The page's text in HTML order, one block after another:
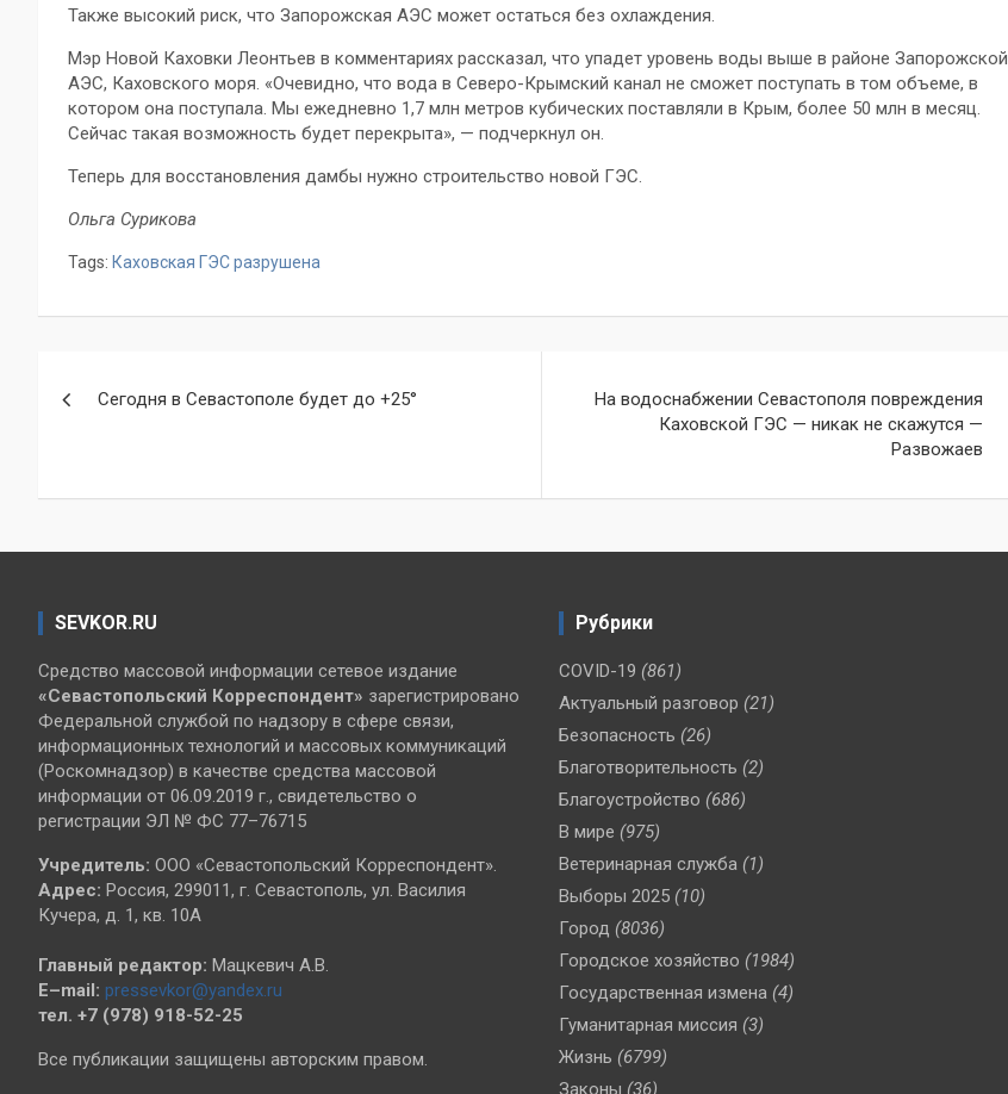
Также высокий риск, что Запорожская АЭС может остаться без охлаждения.
Мэр Новой Каховки Леонтьев в комментариях рассказал, что упадет уровень воды выше в районе Запорожской
АЭС, Каховского моря. «Очевидно, что вода в Северо-Крымский канал не сможет поступать в том объеме, в
котором она поступала. Мы ежедневно 1,7 млн метров кубических поставляли в Крым, более 50 млн в месяц.
Сейчас такая возможность будет перекрыта», — подчеркнул он.
Теперь для восстановления дамбы нужно строительство новой ГЭС.
Ольга Сурикова
Tags: Каховская ГЭС разрушена
Сегодня в Севастополе будет до +25°
На водоснабжении Севастополя повреждения
Каховской ГЭС — никак не скажутся —
Развожаев
SEVKOR.RU
Средство массовой информации сетевое издание
«Севастопольский Корреспондент» зарегистрировано
Федеральной службой по надзору в сфере связи,
информационных технологий и массовых коммуникаций
(Роскомнадзор) в качестве средства массовой
информации от 06.09.2019 г., свидетельство о
регистрации ЭЛ № ФС 77–76715
Учредитель: ООО «Севастопольский Корреспондент».
Адрес: Россия, 299011, г. Севастополь, ул. Василия
Кучера, д. 1, кв. 10А
Главный редактор: Мацкевич А.В.
E–mail: pressevkor@yandex.ru
тел. +7 (978) 918-52-25
Все публикации защищены авторским правом.
Рубрики
COVID-19 (861)
Актуальный разговор (21)
Безопасность (26)
Благотворительность (2)
Благоустройство (686)
В мире (975)
Ветеринарная служба (1)
Выборы 2025 (10)
Город (8036)
Городское хозяйство (1984)
Государственная измена (4)
Гуманитарная миссия (3)
Жизнь (6799)
Законы (36)